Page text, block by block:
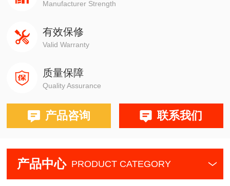
Manufacturer Strength
有效保修
Valid Warranty
质量保障
Quality Assurance
产品咨询 联系我们
产品中心 PRODUCT CATEGORY